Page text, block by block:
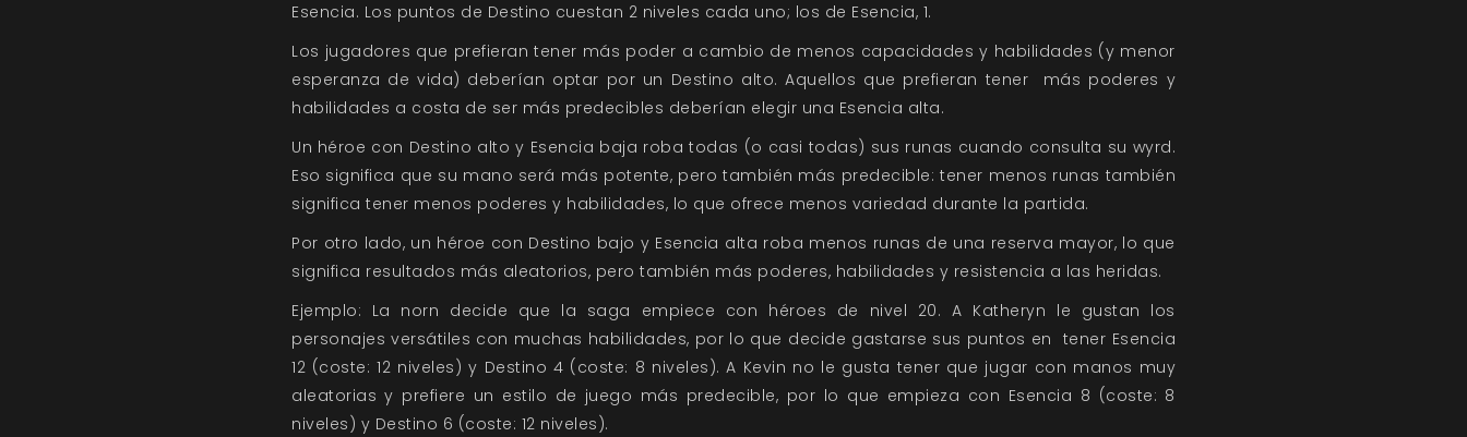
Esencia. Los puntos de Destino cuestan 2 niveles cada uno; los de Esencia, 1.
Los jugadores que prefieran tener más poder a cambio de menos capacidades y habilidades (y menor
esperanza de vida) deberían optar por un Destino alto. Aquellos que prefieran tener más poderes y
habilidades a costa de ser más predecibles deberían elegir una Esencia alta.
Un héroe con Destino alto y Esencia baja roba todas (o casi todas) sus runas cuando consulta su wyrd.
Eso significa que su mano será más potente, pero también más predecible: tener menos runas también
significa tener menos poderes y habilidades, lo que ofrece menos variedad durante la partida.
Por otro lado, un héroe con Destino bajo y Esencia alta roba menos runas de una reserva mayor, lo que
significa resultados más aleatorios, pero también más poderes, habilidades y resistencia a las heridas.
Ejemplo: La norn decide que la saga empiece con héroes de nivel 20. A Katheryn le gustan los
personajes versátiles con muchas habilidades, por lo que decide gastarse sus puntos en tener Esencia
12 (coste: 12 niveles) y Destino 4 (coste: 8 niveles). A Kevin no le gusta tener que jugar con manos muy
aleatorias y prefiere un estilo de juego más predecible, por lo que empieza con Esencia 8 (coste: 8
niveles) y Destino 6 (coste: 12 niveles).